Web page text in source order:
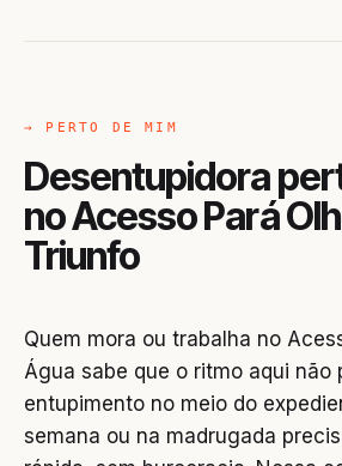
→ PERTO DE MIM
Desentupidora
no Acesso Pará
Triunfo
Quem mora ou trabalha no
Água sabe que o ritmo aqui não
entupimento no meio do
semana ou na madrugada